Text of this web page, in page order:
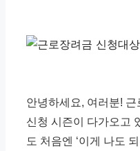
안녕하세요, 여러분! 근
신청 시즌이 다가오고
도 처음엔 ‘이게 나도